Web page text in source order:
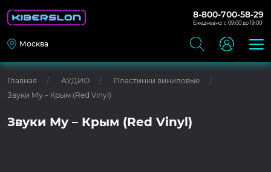
8-800-700-58-29
Ежедневно: с 09:00 до 19:00
Москва
Главная АУДИО
Пластинки виниловые
Звуки Му – Крым (Red Vinyl)
Звуки Му – Крым (Red Vinyl)